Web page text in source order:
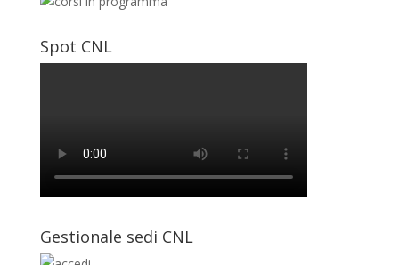
Spot CNL
Gestionale sedi CNL